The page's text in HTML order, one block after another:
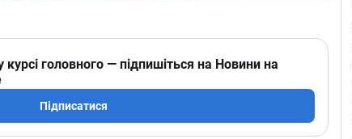
головного — підпишіться на Новини на
Підписатися